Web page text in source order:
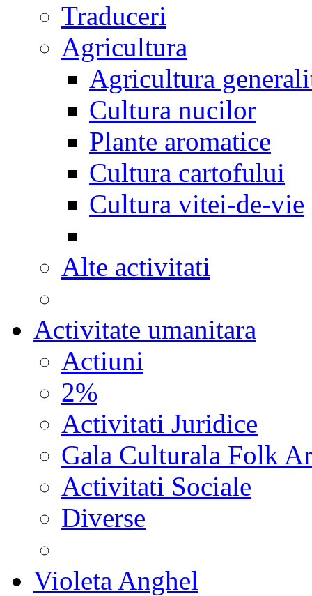
Traduceri
Agricultura
Agricultura
Cultura nucilor
Plante aromatice
Cultura cartofului
Cultura vitei-de-vie
Alte activitati
Activitate umanitara
Actiuni
2%
Activitati Juridice
Gala Culturala Folk
Activitati Sociale
Diverse
Violeta Anghel